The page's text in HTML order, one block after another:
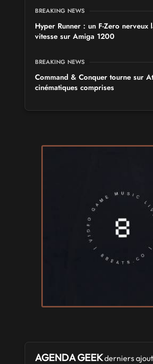
BREAKING NEWS
Hyper Runner : un F-Zero nerveux
vitesse sur Amiga 1200
BREAKING NEWS
Command & Conquer tourne sur
cinématiques comprises
AGENDA GEEKderniers